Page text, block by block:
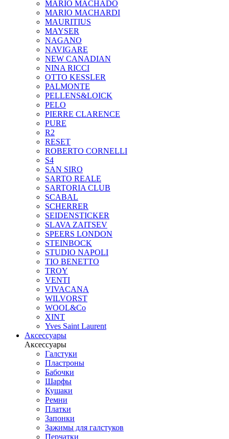
MARIO MACHADO
MARIO MACHARDI
MAURITIUS
MAYSER
NAGANO
NAVIGARE
NEW CANADIAN
NINA RICCI
OTTO KESSLER
PALMONTE
PELLENS&LOICK
PELO
PIERRE CLARENCE
PURE
R2
RESET
ROBERTO CORNELLI
S4
SAN SIRO
SARTO REALE
SARTORIA CLUB
SCABAL
SCHERRER
SEIDENSTICKER
SLAVA ZAITSEV
SPEERS LONDON
STEINBOCK
STUDIO NAPOLI
TIO BENETTO
TROY
VENTI
VIVACANA
WILVORST
WOOL&Co
XINT
Yves Saint Laurent
Аксессуары
Аксессуары
Галстуки
Пластроны
Бабочки
Шарфы
Кушаки
Ремни
Платки
Запонки
Зажимы для галстуков
Перчатки